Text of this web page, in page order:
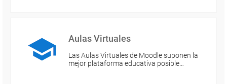
Aulas Virtuales
Las Aulas Virtuales de Moodle suponen la
mejor plataforma educativa posible…